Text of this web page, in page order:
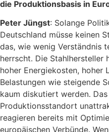
die Produktionsbasis in
Peter Jüngst: Solange
Deutschland müsse keinen
das, wie wenig Verständnis
herrscht. Die Stahlhersteller
hoher Energiekosten, hoher
Belastungen wie steigende
kaum diskutiert werden.
Produktionsstandort
reagieren bereits mit
europäischen Verbünde.